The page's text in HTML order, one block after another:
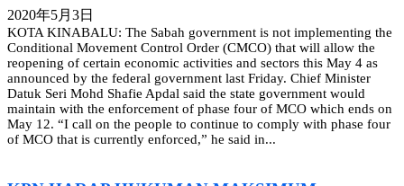
2020年5月3日
KOTA KINABALU: The Sabah government is not implementing the
Conditional Movement Control Order (CMCO) that will allow the
reopening of certain economic activities and sectors this May 4 as
announced by the federal government last Friday. Chief Minister
Datuk Seri Mohd Shafie Apdal said the state government would
maintain with the enforcement of phase four of MCO which ends on
May 12. “I call on the people to continue to comply with phase four
of MCO that is currently enforced,” he said in...